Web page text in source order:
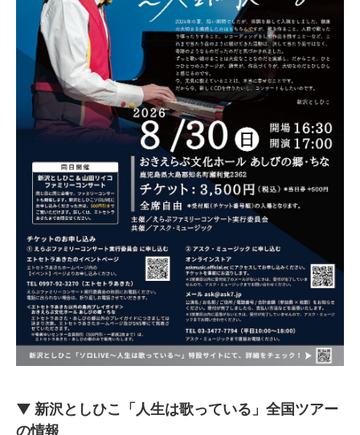
▼ 新沢としひこ「人生は歌っている」全国ツアー
の情報